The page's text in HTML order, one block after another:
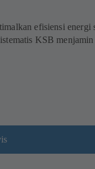
efisiensi energi
KSB menjamin